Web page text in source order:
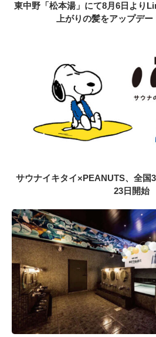
東中野「松本湯」にて8月6日より
上がりの髪をアップデ
サウナイキタイ×PEANUTS、全国
23日開始